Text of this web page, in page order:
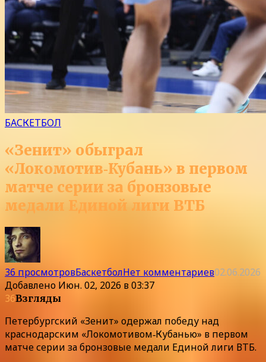
БАСКЕТБОЛ
«Зенит» обыграл
«Локомотив‑Кубань» в первом
матче серии за бронзовые
медали Единой лиги ВТБ
36 просмотровБаскетболНет комментариев02.06.2026
Добавлено Июн. 02, 2026 в 03:37
36Взгляды
Петербургский «Зенит» одержал победу над
краснодарским «Локомотивом‑Кубанью» в первом
матче серии за бронзовые медали Единой лиги ВТБ.